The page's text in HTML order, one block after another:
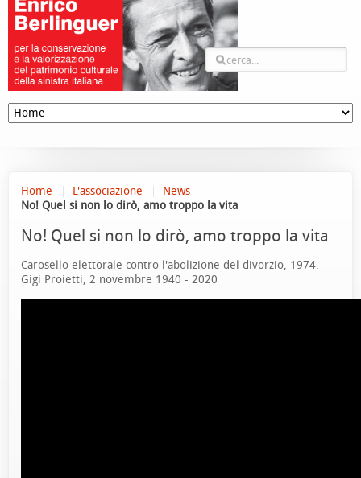
Home L'associazione
News
No! Quel si non lo dirò, amo troppo la vita
No! Quel si non lo dirò, amo troppo la vita
Carosello elettorale contro l'abolizione del divorzio, 1974.
Gigi Proietti, 2 novembre 1940 - 2020